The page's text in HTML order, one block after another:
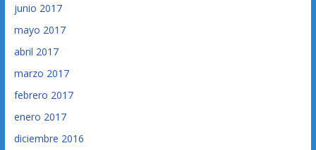
junio 2017
mayo 2017
abril 2017
marzo 2017
febrero 2017
enero 2017
diciembre 2016